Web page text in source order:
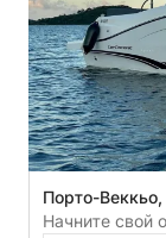
Порто-
Начните свой